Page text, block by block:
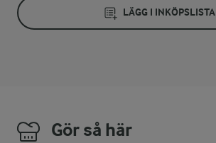
LÄGG I INKÖPSLISTA
Gör så här